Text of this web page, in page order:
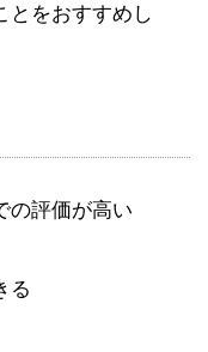
とをおすすめし
の評価が高い
る